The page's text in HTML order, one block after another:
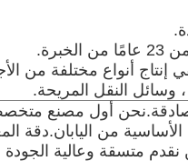
إنتاج أنواع مختلفة من
صادقة.نحن أول مصنع
من اليابان.دقة
أقل من 0.002 مم.نحن نقدم متسقة وعالية